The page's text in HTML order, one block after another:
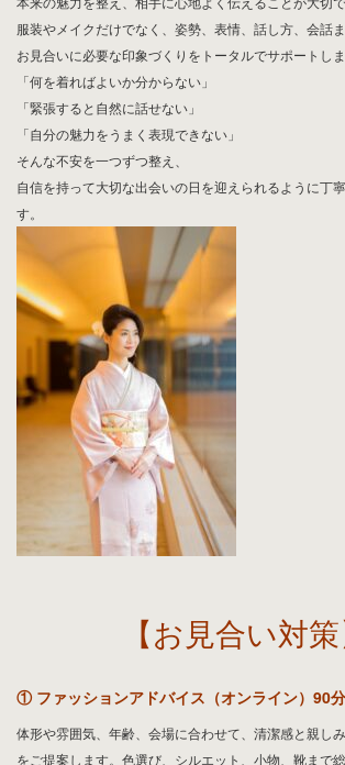
【婚活サポートレッスン】
あなたらしさを大切にしながら、選ばれる人へ
婚活は、自分を無理に変えることではありません。
本来の魅力を整え、相手に心地よく伝えることが大切で
服装やメイクだけでなく、姿勢、表情、話し方、会話ま
お見合いに必要な印象づくりをトータルでサポートしま
「何を着ればよいか分からない」
「緊張すると自然に話せない」
「自分の魅力をうまく表現できない」
そんな不安を一つずつ整え、
自信を持って大切な出会いの日を迎えられるように丁
す。